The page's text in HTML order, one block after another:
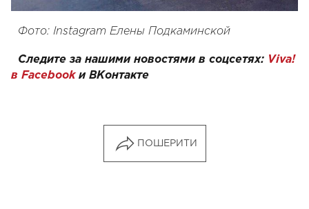
Фото: Instagram Елены Подкаминской
Следите за нашими новостями в соцсетях: Viva!
в Facebookи ВКонтакте
ПОШЕРИТИ